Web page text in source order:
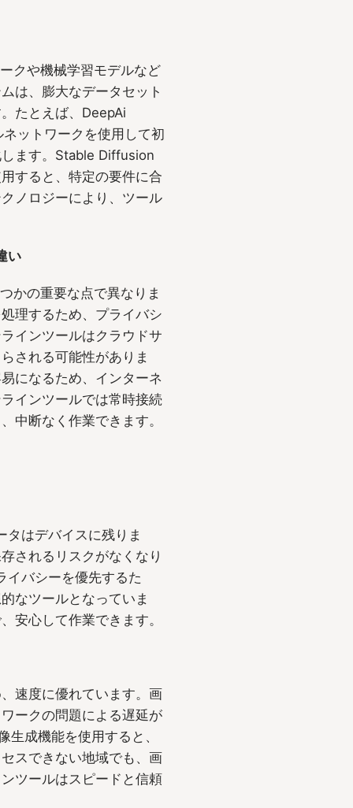
クや機械学習モデルなど
は、膨大なデータセット
たとえば、DeepAi
ットワークを使用して初
ます。Stable Diffusion
すると、特定の要件に合
ノロジーにより、ツール
い
かの重要な点で異なりま
理するため、プライバシ
インツールはクラウドサ
される可能性がありま
になるため、インターネ
インツールでは常時接続
中断なく作業できます。
タはデバイスに残りま
されるリスクがなくなり
イバシーを優先するた
なツールとなっていま
安心して作業できます。
速度に優れています。画
ークの問題による遅延が
成機能を使用すると、
スできない地域でも、画
ツールはスピードと信頼